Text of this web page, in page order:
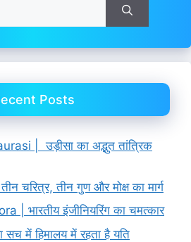
Posts
| उड़ीसा का अद्भुत तांत्रिक
चरित्र, तीन गुण और मोक्ष का मार्ग
| भारतीय इंजीनियरिंग का चमत्कार
में हिमालय में रहता है यति